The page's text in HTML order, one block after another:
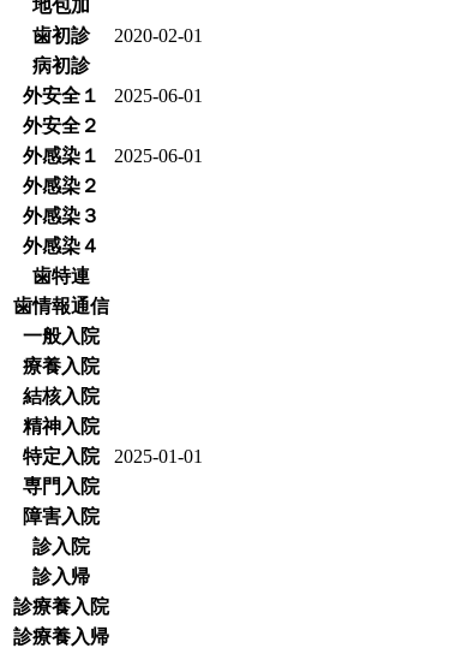
地包加
歯初診
2020-02-01
病初診
外安全１
2025-06-01
外安全２
外感染１
2025-06-01
外感染２
外感染３
外感染４
歯特連
歯情報通信
一般入院
療養入院
結核入院
精神入院
特定入院
2025-01-01
専門入院
障害入院
診入院
診入帰
診療養入院
診療養入帰